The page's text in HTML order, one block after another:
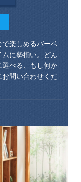
楽しめるバーベ
に勢揃い。どん
選べる、もし何か
お問い合わせくだ